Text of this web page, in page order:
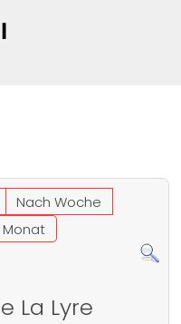
Nach Woche
Monat
La Lyre